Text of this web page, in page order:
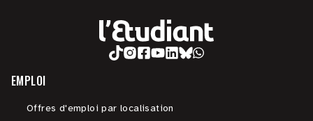
EMPLOI
Offres d'emploi par localisation